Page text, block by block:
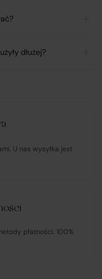
dłużej?
U nas wysyłka jest
płatności. 100%